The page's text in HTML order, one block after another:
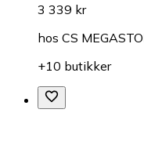
3 339 kr
hos CS
+10 butikker